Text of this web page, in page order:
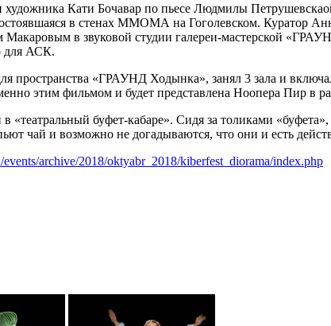
Кати Бочавар по пьесе Людмилы
в стенах ММОМА на Гоголевском. Куратор
Макаровым в звуковой студии галереи-мастерской
для АСК.
пространства «ГРАУНД Ходынка», занял 3 зала и
этим фильмом и будет представлена Ноопера Пир в
«театральный буфет-кабаре». Сидя за толиками
чай и возможно не догадываются, что они и есть
archive/2018/oktyabr_2018/kiberfest_diorama/index.php